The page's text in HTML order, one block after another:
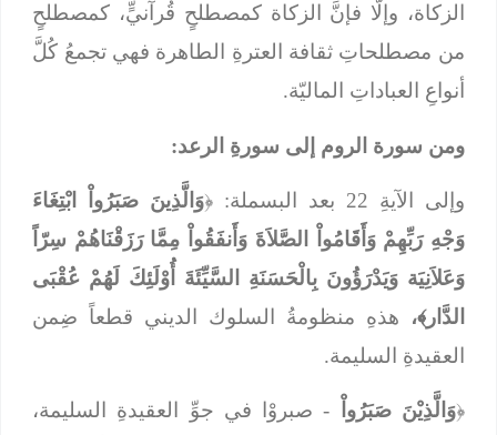
الزكاة، وإلَّا فإنَّ الزكاة كمصطلحٍ قُرآنيٍّ، كمصطلحٍ
من مصطلحاتِ ثقافة العترةِ الطاهرة فهي تجمعُ كُلَّ
أنواعِ العباداتِ الماليّة.
ومن سورة الروم إلى سورةِ الرعد:
وإلى الآيةِ 22 بعد البسملة: ﴿
وَالَّذِينَ صَبَرُواْ ابْتِغَاءَ
وَجْهِ رَبِّهِمْ وَأَقَامُواْ الصَّلاَةَ وَأَنفَقُواْ مِمَّا رَزَقْنَاهُمْ سِرّاً
وَعَلاَنِيَة وَيَدْرَؤُونَ بِالْحَسَنَةِ السَّيِّئَةَ أُوْلَئِكَ لَهُمْ عُقْبَى
الدَّار﴾،هذهِ منظومةُ السلوك الديني قطعاً ضِمن
العقيدةِ السليمة.
﴿وَالَّذِيْنَ صَبَرُواْ
- صبروْا في جوِّ العقيدةِ السليمة،